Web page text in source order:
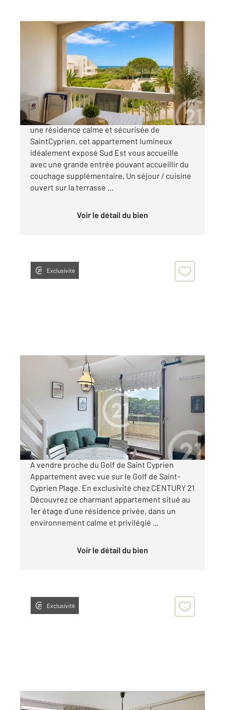
ST CYPRIEN 66
, 2 pièces
Appartement F2 à vendre
127 000 €
Niché au deuxième étage d'un immeuble dans
une résidence calme et sécurisée de
SaintCyprien, cet appartement lumineux
idéalement exposé Sud Est vous accueille
avec une grande entrée pouvant accueillir du
couchage supplémentaire, Un séjour / cuisine
ouvert sur la terrasse ...
Voir le détail du bien
Exclusivité
ST CYPRIEN 66
29,25 m
, 2 pièces
Ref : 6207
Appartement T2 à vendre
148 000 €
Visiter le site dédié
A vendre proche du Golf de Saint Cyprien
Appartement avec vue sur le Golf de Saint-
Cyprien Plage. En exclusivité chez CENTURY 21
Découvrez ce charmant appartement situé au
1er étage d'une résidence privée, dans un
environnement calme et privilégié ...
Voir le détail du bien
Exclusivité
ST CYPRIEN 66